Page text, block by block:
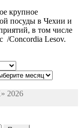
крупное
посуды в Чехии и
в том числе
/Concordia Lesov.
2026